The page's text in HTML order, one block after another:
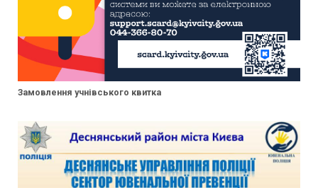
Замовлення учнівського квитка